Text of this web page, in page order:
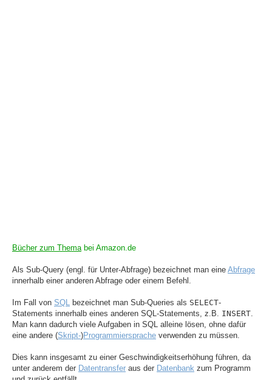
Bücher zum Themabei Amazon.de
Als Sub-Query (engl. für Unter-Abfrage) bezeichnet man eine Abfrage
innerhalb einer anderen Abfrage oder einem Befehl.
Im Fall von SQL bezeichnet man Sub-Queries als SELECT-
Statements innerhalb eines anderen SQL-Statements, z.B. INSERT.
Man kann dadurch viele Aufgaben in SQL alleine lösen, ohne dafür
eine andere (Skript-)Programmiersprache verwenden zu müssen.
Dies kann insgesamt zu einer Geschwindigkeitserhöhung führen, da
unter anderem der Datentransfer aus der Datenbank zum Programm